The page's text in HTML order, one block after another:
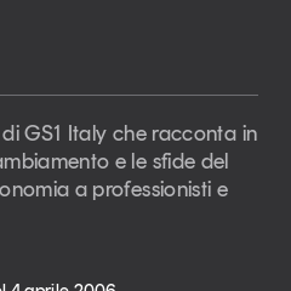
GS1 Italy che racconta in
e le sfide del
a professionisti e